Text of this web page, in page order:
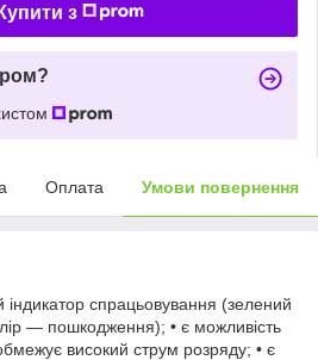
Купити з
Оплата Умови повернення
індикатор спрацьовування (зелений
— пошкодження); • є можливість
високий струм розряду; • є